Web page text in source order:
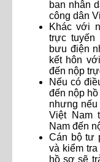
ban nhân
công dân
Khác với
trực tuyến
bưu điện
kết hôn
đến nộp
Nếu có
đến nộp
nhưng
Việt Nam
Nam đến
Cán bộ tư
và kiểm
hồ sơ sẽ